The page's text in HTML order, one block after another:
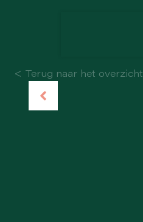
< Terug naar het overzicht